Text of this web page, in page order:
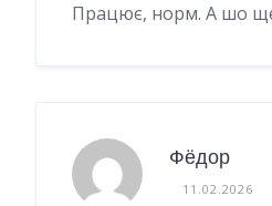
Працює, норм. А шо
Фёдор
11.02.2026